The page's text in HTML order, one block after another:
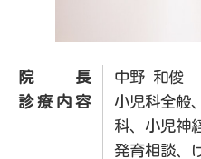
院長
中野 和俊
診療内容
小児科全般
科、小児神
発育相談、